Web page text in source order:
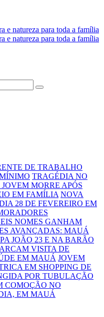
DE TRABALHO
TRAGÉDIA NO
MORRE APÓS
EM FAMÍLIA NOVA
28 DE FEVEREIRO EM
NOMES GANHAM
AVANÇADAS: MAUÁ
JOÃO 23 E NA BARÃO
VISITA DE
EM MAUÁ JOVEM
EM SHOPPING DE
POR TUBULAÇÃO
COMOÇÃO NO
EM MAUÁ